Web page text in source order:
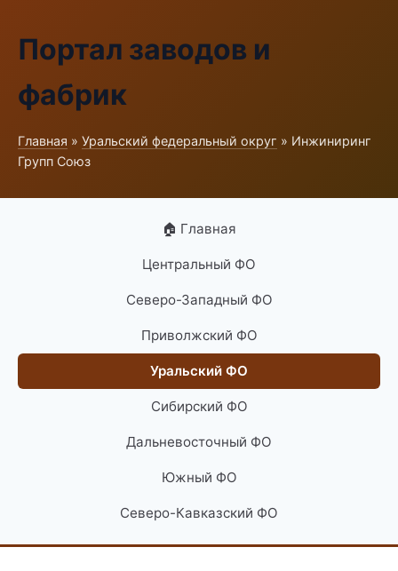
Портал заводов и
фабрик
Главная » Уральский федеральный округ » Инжиниринг
Групп Союз
🏠 Главная
Центральный ФО
Северо-Западный ФО
Приволжский ФО
Уральский ФО
Сибирский ФО
Дальневосточный ФО
Южный ФО
Северо-Кавказский ФО